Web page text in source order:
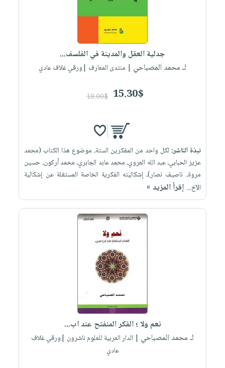
جدلية العقل والمدينة في الفلسف...
لـ محمد المصباحي | منتدى المعارف |ورقي غلاف عادي
15.30$
18.00$
نبذة الناشر: لكل واحد من المفكرين الستة، موضوع هذا الكتاب (محمد
عزيز الحبابي، عبد الله العروي، محمد عابد الجابري، محمد أركون، حسين
مروة، ناصيف نصار)، إشكاليته الفكرية الخاصة المستقلة عن إشكالية
الآخ... إقرأ المزيد »
نعم ولا ؛ الفكر المنفتح عند اب...
لـ محمد المصباحي | الدار العربية للعلوم ناشرون |ورقي غلاف
عادي